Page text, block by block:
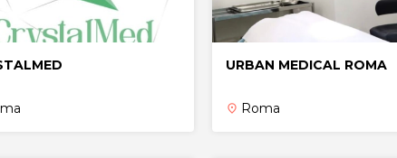
URBAN MEDICAL ROMA
place Roma